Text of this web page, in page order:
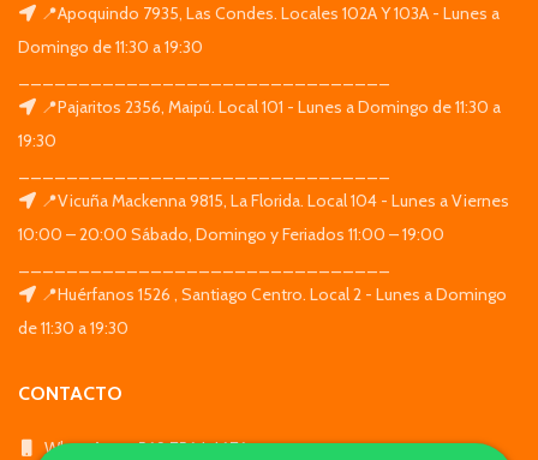
📍Apoquindo 7935, Las Condes. Locales 102A Y 103A - Lunes a
Domingo de 11:30 a 19:30
📍Pajaritos 2356, Maipú. Local 101 - Lunes a Domingo de 11:30 a
19:30
📍Vicuña Mackenna 9815, La Florida. Local 104 - Lunes a Viernes
10:00 – 20:00 Sábado, Domingo y Feriados 11:00 – 19:00
📍Huérfanos 1526 , Santiago Centro. Local 2 - Lunes a Domingo
de 11:30 a 19:30
CONTACTO
WhatsApp: +569 7564 4676